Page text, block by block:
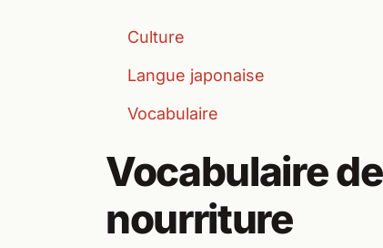
Culture
Langue japonaise
Vocabulaire
Vocabulaire
nourriture